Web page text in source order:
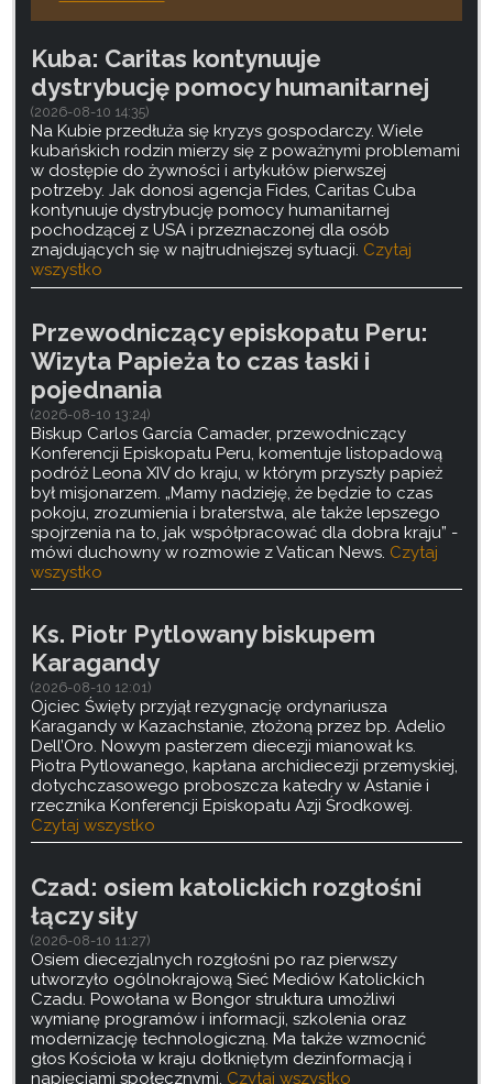
Kuba: Caritas kontynuuje
dystrybucję pomocy humanitarnej
(2026-08-10 14:35)
Na Kubie przedłuża się kryzys gospodarczy. Wiele
kubańskich rodzin mierzy się z poważnymi problemami
w dostępie do żywności i artykułów pierwszej
potrzeby. Jak donosi agencja Fides, Caritas Cuba
kontynuuje dystrybucję pomocy humanitarnej
pochodzącej z USA i przeznaczonej dla osób
znajdujących się w najtrudniejszej sytuacji. Czytaj
wszystko
Przewodniczący episkopatu Peru:
Wizyta Papieża to czas łaski i
pojednania
(2026-08-10 13:24)
Biskup Carlos García Camader, przewodniczący
Konferencji Episkopatu Peru, komentuje listopadową
podróż Leona XIV do kraju, w którym przyszły papież
był misjonarzem. „Mamy nadzieję, że będzie to czas
pokoju, zrozumienia i braterstwa, ale także lepszego
spojrzenia na to, jak współpracować dla dobra kraju” -
mówi duchowny w rozmowie z Vatican News. Czytaj
wszystko
Ks. Piotr Pytlowany biskupem
Karagandy
(2026-08-10 12:01)
Ojciec Święty przyjął rezygnację ordynariusza
Karagandy w Kazachstanie, złożoną przez bp. Adelio
Dell’Oro. Nowym pasterzem diecezji mianował ks.
Piotra Pytlowanego, kapłana archidiecezji przemyskiej,
dotychczasowego proboszcza katedry w Astanie i
rzecznika Konferencji Episkopatu Azji Środkowej.
Czytaj wszystko
Czad: osiem katolickich rozgłośni
łączy siły
(2026-08-10 11:27)
Osiem diecezjalnych rozgłośni po raz pierwszy
utworzyło ogólnokrajową Sieć Mediów Katolickich
Czadu. Powołana w Bongor struktura umożliwi
wymianę programów i informacji, szkolenia oraz
modernizację technologiczną. Ma także wzmocnić
głos Kościoła w kraju dotkniętym dezinformacją i
napięciami społecznymi. Czytaj wszystko